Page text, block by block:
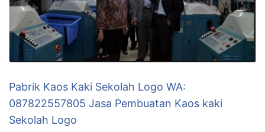
Pabrik Kaos Kaki Sekolah Logo WA:
087822557805 Jasa Pembuatan Kaos kaki
Sekolah Logo